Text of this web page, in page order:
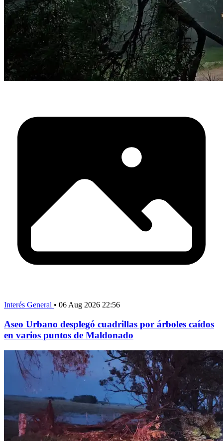
Interés General • 06 Aug 2026 22:56
Aseo Urbano desplegó cuadrillas por árboles caídos
en varios puntos de Maldonado